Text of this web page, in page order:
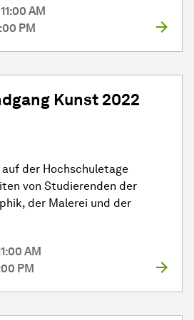
AM
PM
Kunst 2022
der Hochschuletage
von Studierenden der
der Malerei und der
AM
PM